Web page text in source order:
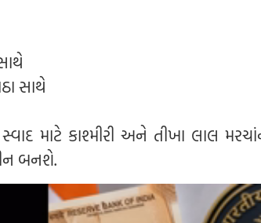
સાથે
સ્વાદ માટે કાશ્મીરી અને તીખા લાલ
બનશે.